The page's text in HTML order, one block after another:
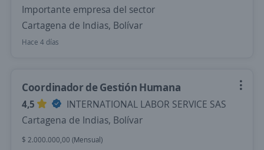
Importante empresa del sector
Cartagena de Indias, Bolívar
Hace 4 días
Coordinador de Gestión Humana
4,5
INTERNATIONAL LABOR SERVICE SAS
Cartagena de Indias, Bolívar
$ 2.000.000,00 (Mensual)